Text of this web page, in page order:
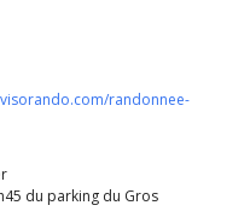
randonnee-
du parking du Gros